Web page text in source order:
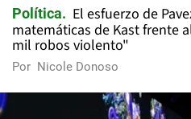
Política
El esfuerzo de
matemáticas de Kast frente
mil robos violento"
Por Nicole Donoso